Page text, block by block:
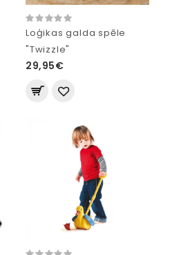
Loģikas galda spēle
"Twizzle"
29,95€